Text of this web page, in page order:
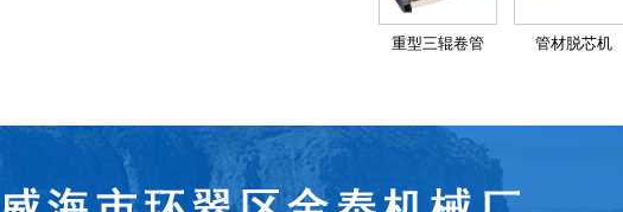
重型三辊卷管 管材脱芯机